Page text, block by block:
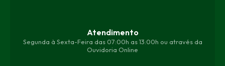
Atendimento
Segunda à Sexta-Feira das 07:00h as 13:00h ou através da
Ouvidoria Online